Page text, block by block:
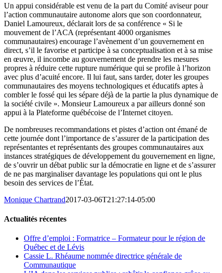
Un appui considérable est venu de la part du Comité aviseur pour
l’action communautaire autonome alors que son coordonnateur,
Daniel Lamoureux, déclarait lors de sa conférence « Si le
mouvement de l’ACA (représentant 4000 organismes
communautaires) encourage l’avènement d’un gouvernement en
direct, s’il le favorise et participe à sa conceptualisation et à sa mise
en œuvre, il incombe au gouvernement de prendre les mesures
propres à réduire cette rupture numérique qui se profile à l’horizon
avec plus d’acuité encore. Il lui faut, sans tarder, doter les groupes
communautaires des moyens technologiques et éducatifs aptes à
combler le fossé qui les sépare déjà de la partie la plus dynamique de
la société civile ». Monsieur Lamoureux a par ailleurs donné son
appui à la Plateforme québécoise de l’Internet citoyen.
De nombreuses recommandations et pistes d’action ont émané de
cette journée dont l’importance de s’assurer de la participation des
représentantes et représentants des groupes communautaires aux
instances stratégiques de développement du gouvernement en ligne,
de s’ouvrir un débat public sur la démocratie en ligne et de s’assurer
de ne pas marginaliser davantage les populations qui ont le plus
besoin des services de l’État.
Monique Chartrand2017-03-06T21:27:14-05:00
Actualités récentes
Offre d’emploi : Formatrice – Formateur pour le région de
Québec et de Lévis
Cassie L. Rhéaume nommée directrice générale de
Communautique